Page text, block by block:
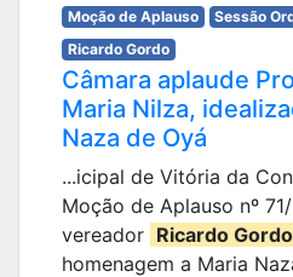
Moção de Aplauso
Sessão
Ricardo Gordo
Câmara aplaude
Maria Nilza,
Naza de Oyá
...icipal de Vitória da
Moção de Aplauso nº
vereador Ricardo Gordo
homenagem a Maria